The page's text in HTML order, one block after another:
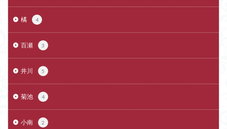
橘 4
百瀬 3
井川 5
菊池 4
小南 2